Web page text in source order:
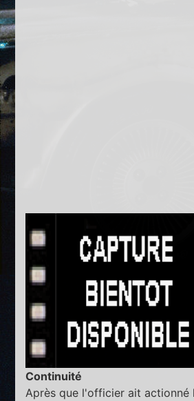
Continuité
Après que l'officier ait actionné